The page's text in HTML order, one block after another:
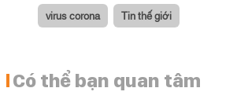
virus corona Tin thế giới
Có thể bạn quan tâm